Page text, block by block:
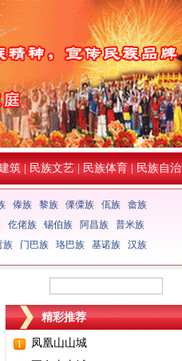
筑 民族文艺 民族体育 民族自治
傣族 黎族 傈僳族 佤族
畲族
仡佬族 锡伯族 阿昌族
普米族
族 门巴族 珞巴族 基诺族 汉族
精彩推荐
凤凰山山城